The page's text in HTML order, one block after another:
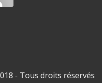
- Tous droits réservés